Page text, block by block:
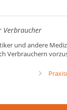
Verbraucher
und andere
Verbrauchern